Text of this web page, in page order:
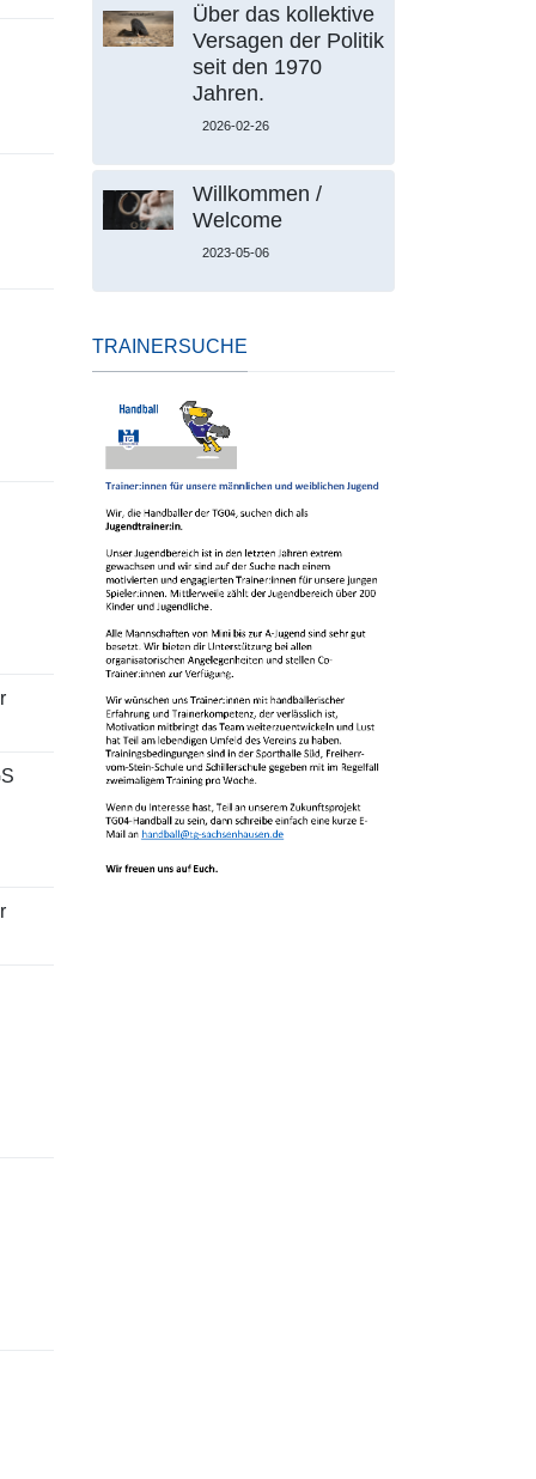
Über das kollektive
Versagen der Politik
seit den 1970
Jahren.
2026-02-26
Willkommen /
Welcome
2023-05-06
TRAINERSUCHE